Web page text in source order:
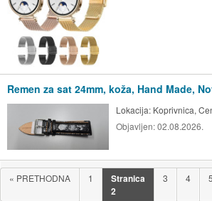
Remen za sat 24mm, koža, Hand Made,
Lokacija: Koprivnica,
Objavljen:02.08.2026.
« PRETHODNA 1
Stranica
2
3 4 5